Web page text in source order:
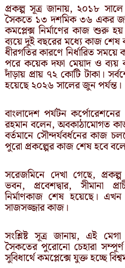
প্রকল্প সূত্র জানায়, ২০১৮
সৈকতে ১৩ দশমিক ৩৬ একর
কমপ্লেক্স নির্মাণের কাজ শুরু
ব্যয়ে দুই বছরের মধ্যে কাজ শেষ
ধীরগতির কারণে নির্ধারিত
পরে কয়েক দফা মেয়াদ ও ব্যয়
দাঁড়ায় প্রায় ৭২ কোটি টাকা।
হয়েছে ২০২৬ সালের জুন পর্যন্ত।
বাংলাদেশ পর্যটন
রহমান বলেন, অবকাঠামোগত
বর্তমানে সৌন্দর্যবর্ধনের কাজ
পুরো প্রকল্পের কাজ শেষ হবে
সরেজমিনে দেখা গেছে,
ভবন, প্রবেশদ্বার, সীমানা
নির্মাণকাজ শেষ হয়েছে।
সাজসজ্জার কাজ।
সংশ্লিষ্ট সূত্র জানায়, এই
সৈকতের পুরোনো চেহারা
সুবিধার্থে কমপ্লেক্সে যুক্ত হচ্ছে